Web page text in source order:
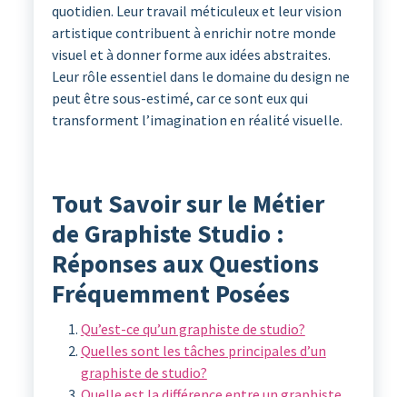
quotidien. Leur travail méticuleux et leur vision
artistique contribuent à enrichir notre monde
visuel et à donner forme aux idées abstraites.
Leur rôle essentiel dans le domaine du design ne
peut être sous-estimé, car ce sont eux qui
transforment l’imagination en réalité visuelle.
Tout Savoir sur le Métier
de Graphiste Studio :
Réponses aux Questions
Fréquemment Posées
Qu’est-ce qu’un graphiste de studio?
Quelles sont les tâches principales d’un
graphiste de studio?